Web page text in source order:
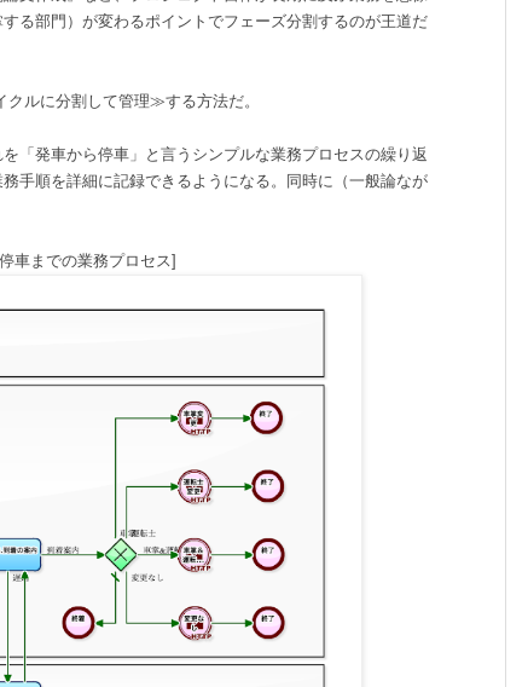
る部門）が変わるポイントでフェーズ分割するのが王道だ
ルに分割して管理≫する方法だ。
「発車から停車」と言うシンプルな業務プロセスの繰り返
手順を詳細に記録できるようになる。同時に（一般論なが
車までの業務プロセス]